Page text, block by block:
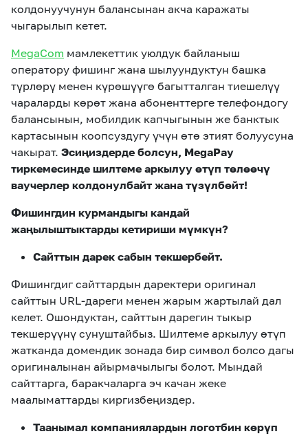
колдонуучунун балансынан акча каражаты
чыгарылып кетет.
MegaCom мамлекеттик уюлдук байланыш
оператору фишинг жана шылуундуктун башка
түрлөрү менен күрөшүүгө багытталган тиешелүү
чараларды көрөт жана абоненттерге телефондогу
балансынын, мобилдик капчыгынын же банктык
картасынын коопсуздугу үчүн өтө этият болуусуна
чакырат. Эсиңиздерде болсун, MegaPay
тиркемесинде шилтеме аркылуу өтүп төлөөчү
ваучерлер колдонулбайт жана түзүлбөйт!
Фишингдин курмандыгы кандай
жаңылыштыктарды кетириши мүмкүн?
Сайттын дарек сабын текшербейт.
Фишингдиг сайттардын даректери оригинал
сайттын URL-дареги менен жарым жартылай дал
келет. Ошондуктан, сайттын дарегин тыкыр
текшерүүнү сунуштайбыз. Шилтеме аркылуу өтүп
жатканда домендик зонада бир символ болсо дагы
оригиналынан айырмачылыгы болот. Мындай
сайттарга, баракчаларга эч качан жеке
маалыматтарды киргизбеңиздер.
Таанымал компаниялардын логотбин көрүп